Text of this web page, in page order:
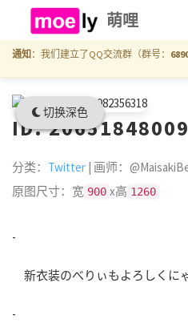
切换深色
萌哩
通知 ：我们建立了QQ交流群（群号：
ID:
分类： Twitter | 画师：
原图尺寸：宽 900 x高 1260
-
新衣装のべりぃもよろしくに
-